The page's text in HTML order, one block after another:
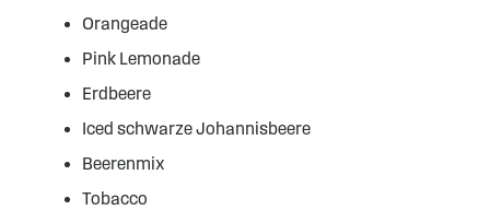
Orangeade
Pink Lemonade
Erdbeere
Iced schwarze Johannisbeere
Beerenmix
Tobacco